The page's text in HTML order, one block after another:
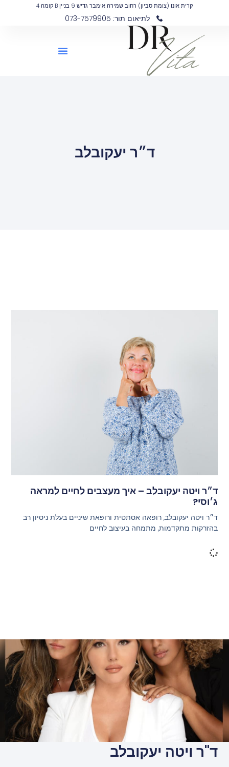
קרית אונו (צומת סביון) רחוב שמירה אימבר גדיש 9 בניין B קומה 4
לתיאום תור: 073-7579905
ד״ר יעקובלב
ד״ר ויטה יעקובלב – איך מעצבים לחיים למראה
ג׳וסי?
ד״ר ויטה יעקובלב, רופאה אסתטית ורופאת שיניים בעלת ניסיון רב
בהזרקות מתקדמות, מתמחה בעיצוב לחיים
ד"ר ויטה יעקובלב